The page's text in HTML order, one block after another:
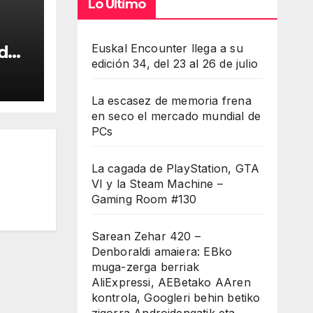
Lo Último
Euskal Encounter llega a su
edición 34, del 23 al 26 de julio
La escasez de memoria frena
en seco el mercado mundial de
PCs
La cagada de PlayStation, GTA
VI y la Steam Machine –
Gaming Room #130
Sarean Zehar 420 –
Denboraldi amaiera: EBko
muga-zerga berriak
AliExpressi, AEBetako AAren
kontrola, Googleri behin betiko